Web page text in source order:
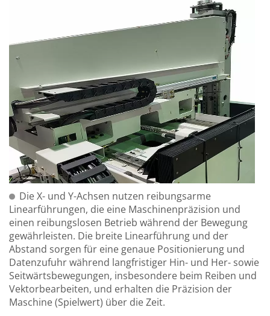
Die X- und Y-Achsen nutzen reibungsarme
Linearführungen, die eine Maschinenpräzision und
einen reibungslosen Betrieb während der Bewegung
gewährleisten. Die breite Linearführung und der
Abstand sorgen für eine genaue Positionierung und
Datenzufuhr während langfristiger Hin- und Her- sowie
Seitwärtsbewegungen, insbesondere beim Reiben und
Vektorbearbeiten, und erhalten die Präzision der
Maschine (Spielwert) über die Zeit.